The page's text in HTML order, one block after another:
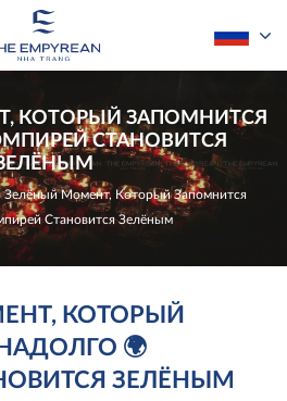
КОТОРЫЙ ЗАПОМНИТСЯ
СТАНОВИТСЯ
Зелёный Момент, Который Запомнится
Становится Зелёным
КОТОРЫЙ
🌍
ЗЕЛЁНЫМ